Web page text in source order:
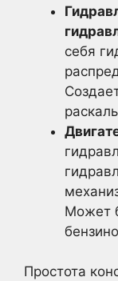
себя
Может
Простота